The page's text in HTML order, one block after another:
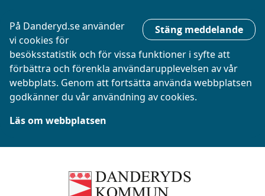
Stäng meddelande
På Danderyd.se använder
vi cookies för
besöksstatistik och för vissa funktioner i syfte att
förbättra och förenkla användarupplevelsen av vår
webbplats. Genom att fortsätta använda webbplatsen
godkänner du vår användning av cookies.
Läs om webbplatsen